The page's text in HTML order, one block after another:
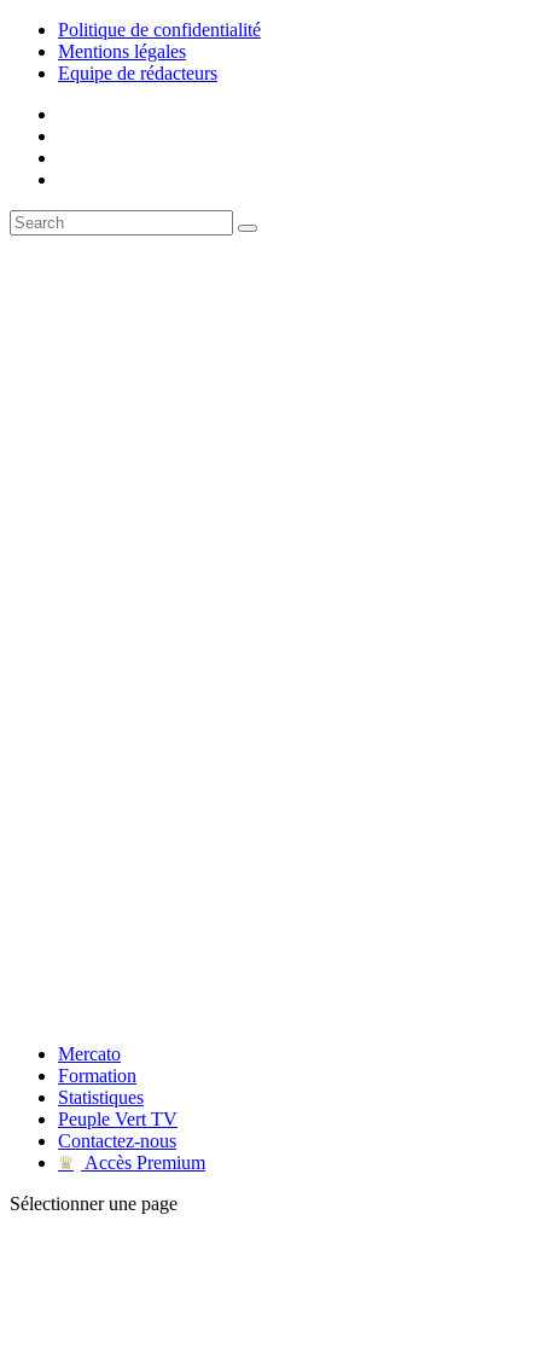
Politique de confidentialité
Mentions légales
Equipe de rédacteurs
Mercato
Formation
Statistiques
Peuple Vert TV
Contactez-nous
♛
Accès Premium
Sélectionner une page